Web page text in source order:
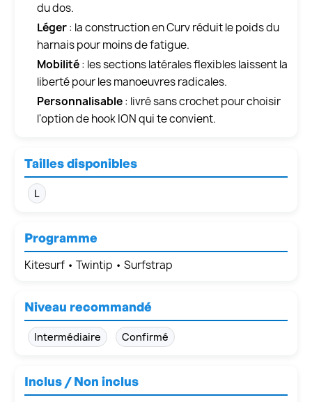
du dos.
Léger: la construction en Curv réduit le poids du
harnais pour moins de fatigue.
Mobilité: les sections latérales flexibles laissent la
liberté pour les manoeuvres radicales.
Personnalisable: livré sans crochet pour choisir
l'option de hook ION qui te convient.
Tailles disponibles
L
Programme
Kitesurf • Twintip • Surfstrap
Niveau recommandé
Intermédiaire Confirmé
Inclus / Non inclus